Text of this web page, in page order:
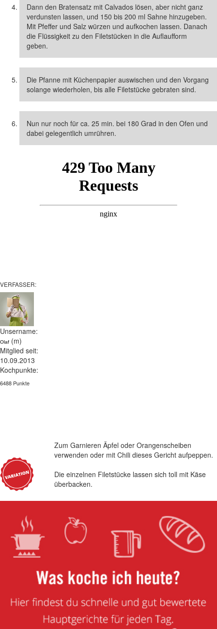
Dann den Bratensatz mit Calvados lösen, aber nicht ganz
verdunsten lassen, und 150 bis 200 ml Sahne hinzugeben.
Mit Pfeffer und Salz würzen und aufkochen lassen. Danach
die Flüssigkeit zu den Filetstücken in die Auflaufform
geben.
Die Pfanne mit Küchenpapier auswischen und den Vorgang
solange wiederholen, bis alle Filetstücke gebraten sind.
Nun nur noch für ca. 25 min. bei 180 Grad in den Ofen und
dabei gelegentlich umrühren.
VERFASSER:
Unsername:
Olaf (m)
Mitglied seit:
10.09.2013
Kochpunkte:
6488 Punkte
Zum Garnieren Äpfel oder Orangenscheiben
verwenden oder mit Chili dieses Gericht aufpeppen.
Die einzelnen Filetstücke lassen sich toll mit Käse
überbacken.